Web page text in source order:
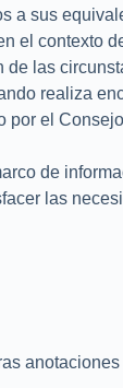
a sus
el contexto
las
realiza
el
de
las